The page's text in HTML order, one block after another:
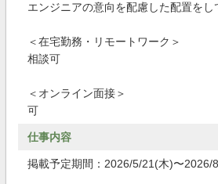
エンジニアの意向を配慮した配置をし
＜在宅勤務・リモートワーク＞
相談可
＜オンライン面接＞
可
仕事内容
掲載予定期間：2026/5/21(木)〜2026/